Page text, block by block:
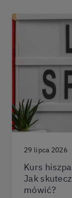
29 lipca 2026
Kurs
Jak
mówić?